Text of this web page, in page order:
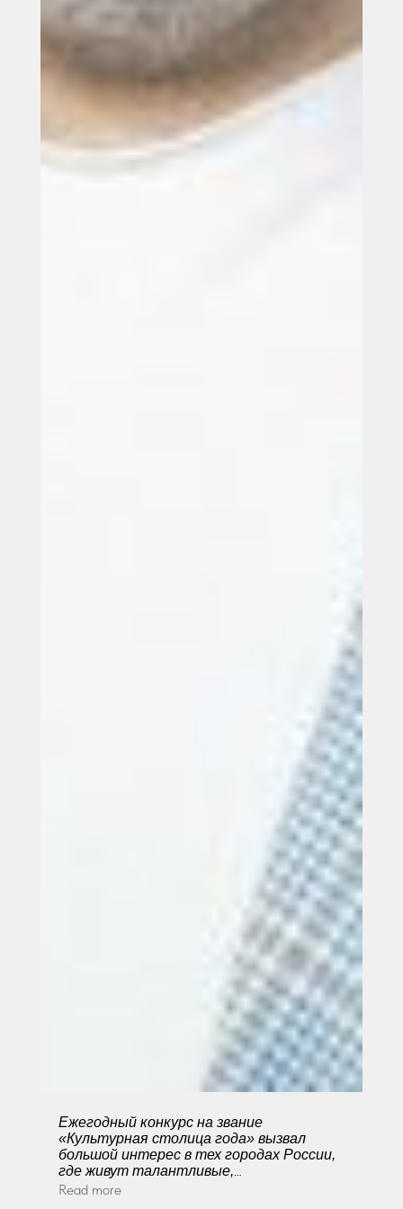
Ежегодный конкурс на звание
«Культурная столица года» вызвал
большой интерес в тех городах России,
где живут талантливые,
целеустремленные и, в лучшем смысле
Read more